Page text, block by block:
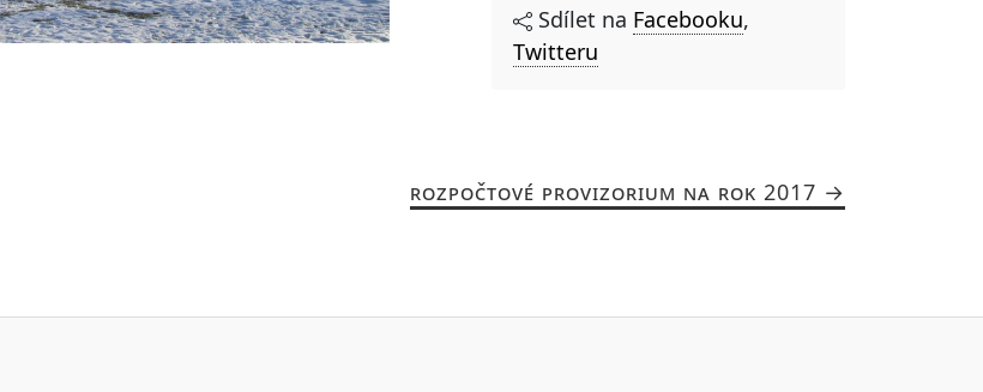
Sdílet na Facebooku,
Twitteru
ROZPOČTOVÉ PROVIZORIUM NA ROK 2017